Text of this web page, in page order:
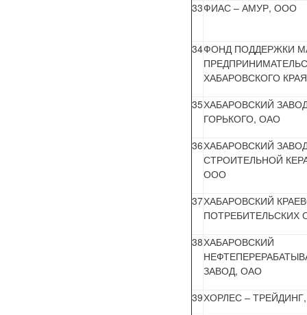
33ФИАС – АМУР, ООО
34ФОНД ПОДДЕРЖКИ
ХАБАРОВСКОГО КРАЯ
35ХАБАРОВСКИЙ
ГОРЬКОГО, ОАО
36ХАБАРОВСКИЙ
СТРОИТЕЛЬНОЙ
ООО
37ХАБАРОВСКИЙ
ПОТРЕБИТЕЛЬСКИХ
38ХАБАРОВСКИЙ
ЗАВОД, ОАО
39ХОРЛЕС –